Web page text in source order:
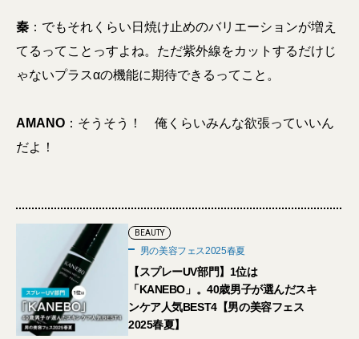
秦 ：でもそれくらい日焼け止めのバリエーションが増え
てるってことっすよね。ただ紫外線をカットするだけじ
ゃないプラスαの機能に期待できるってこと。
AMANO ：そうそう！ 俺くらいみんな欲張っていいん
だよ！
BEAUTY
男の美容フェス2025春夏
【スプレーUV部門】1位は
「KANEBO」。40歳男子が選んだスキ
ンケア人気BEST4【男の美容フェス
2025春夏】